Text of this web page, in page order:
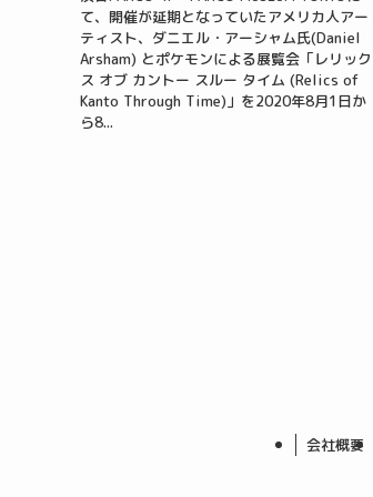
て、開催が延期となっていたアメリカ人アー
ティスト、ダニエル・アーシャム氏(Daniel
Arsham) とポケモンによる展覧会「レリック
ス オブ カントー スルー タイム (Relics of
Kanto Through Time)」を2020年8月1日か
ら8...
会社概要